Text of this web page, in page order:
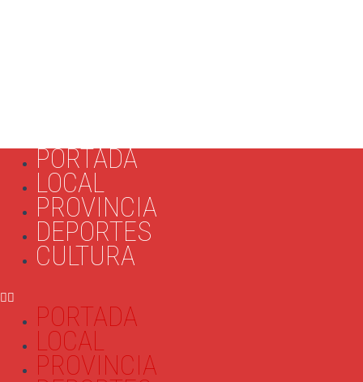
PORTADA
LOCAL
PROVINCIA
DEPORTES
CULTURA
PORTADA
LOCAL
PROVINCIA